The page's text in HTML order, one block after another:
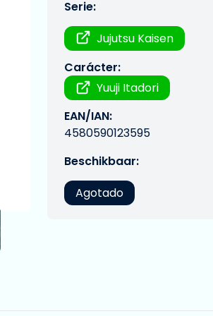
Serie:
Jujutsu Kaisen
Carácter:
Yuuji Itadori
EAN/IAN:
4580590123595
Beschikbaar:
Agotado